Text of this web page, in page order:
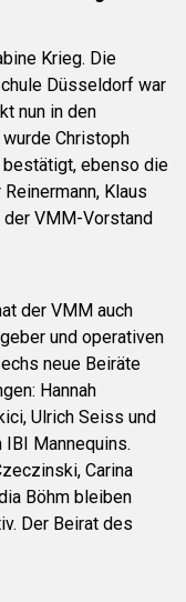
Krieg. Die
Düsseldorf war
nun in den
Christoph
ebenso die
Klaus
der VMM-Vorstand
der VMM auch
und operativen
neue Beiräte
Hannah
Ulrich Seiss und
Mannequins.
Carina
Böhm bleiben
Der Beirat des